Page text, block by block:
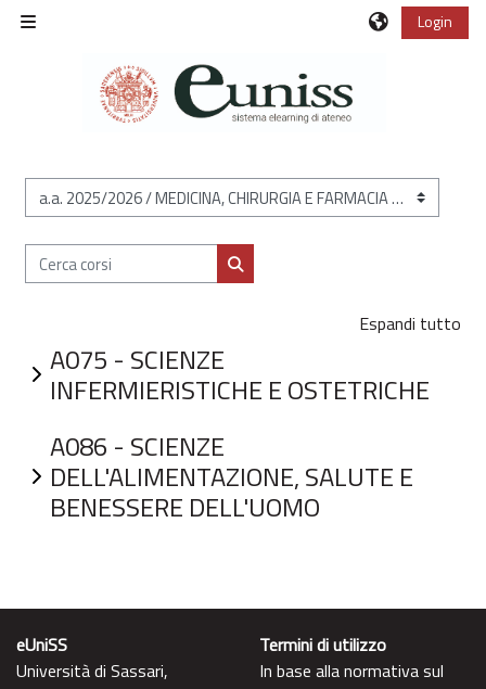
Vai al contenuto principale
Login
Categorie di corso
Cerca corsi
Cerca corsi
Espandi tutto
A075 - SCIENZE
INFERMIERISTICHE E OSTETRICHE
A086 - SCIENZE
DELL'ALIMENTAZIONE, SALUTE E
BENESSERE DELL'UOMO
eUniSS
Università di Sassari,
Termini di utilizzo
In base alla normativa sul